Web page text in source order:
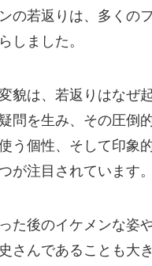
の若返りは、多くの
しました。
貌は、若返りはなぜ
問を生み、その圧倒
う個性、そして印象
が注目されています。
た後のイケメンな姿
さんであることも大